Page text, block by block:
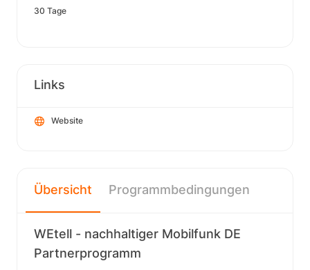
30 Tage
Links
Website
Übersicht Programmbedingungen
WEtell - nachhaltiger Mobilfunk DE
Partnerprogramm